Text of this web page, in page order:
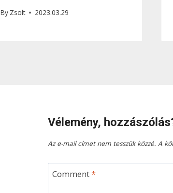
By Zsolt 2023.03.29
Vélemény,
Az e-mail címet nem tesszük közzé. A
Comment*